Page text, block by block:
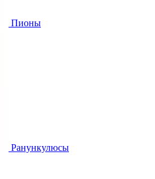
Пионы
Ранункулюсы